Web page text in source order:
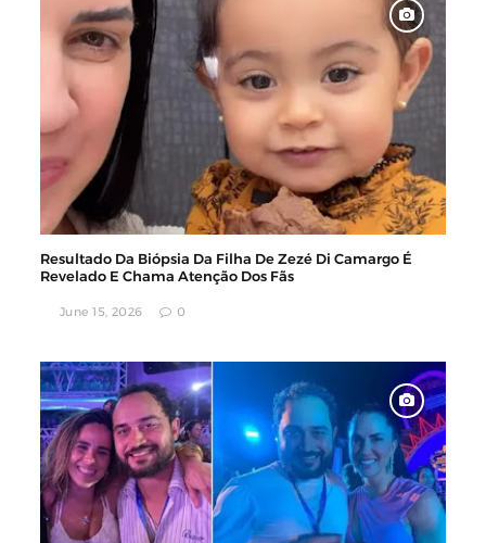
Resultado Da Biópsia Da Filha De Zezé Di Camargo É
Revelado E Chama Atenção Dos Fãs
June 15, 2026 0